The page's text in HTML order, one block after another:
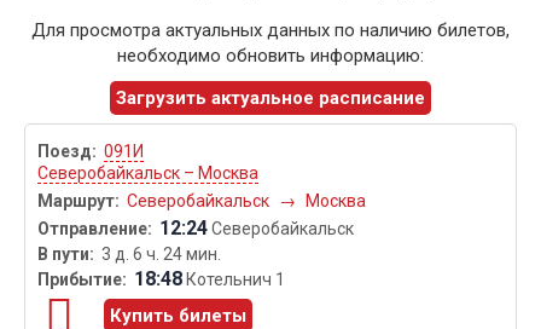
Для просмотра актуальных данных по наличию билетов,
необходимо обновить информацию:
Загрузить актуальное расписание
091И
Северобайкальск – Москва
Северобайкальск
→ Москва
12:24Северобайкальск
3 д. 6 ч. 24 мин.
18:48 Котельнич 1
Купить билеты